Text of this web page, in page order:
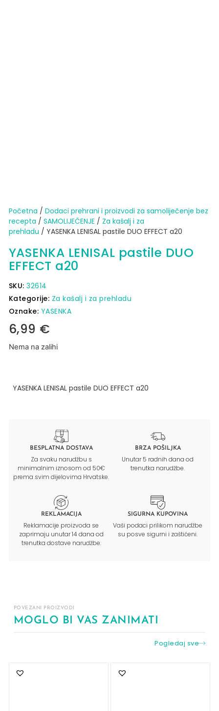
Početna / Dodaci prehrani i proizvodi za samoliječenje bez
recepta / SAMOLIJEČENJE / Za kašalj i za
prehladu / YASENKA LENISAL pastile DUO EFFECT a20
YASENKA LENISAL pastile DUO
EFFECT a20
SKU:32614
Kategorije: Za kašalj i za prehladu
Oznake: YASENKA
6,99 €
Nema na zalihi
YASENKA LENISAL pastile DUO EFFECT a20
BESPLATNA DOSTAVA
Za svaku narudžbu s
minimalnim iznosom od 50€
prema svim dijelovima Hrvatske.
BRZA POŠILJKA
Unutar 5 radnih dana od
trenutka narudžbe.
REKLAMACIJA
Reklamacije proizvoda se
zaprimaju unutar 14 dana od
trenutka dostave narudžbe.
SIGURNA KUPOVINA
Vaši podaci prilikom narudžbe
su posve sigurni i zaštićeni.
POVEZANI PROIZVODI
MOGLO BI VAS ZANIMATI
Pogledaj sve